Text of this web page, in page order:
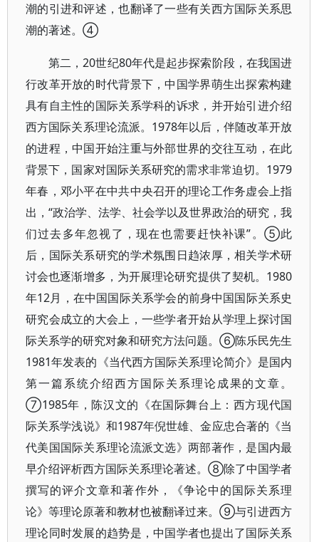
潮的引进和评述，也翻译了一些有关西方国际关系思
潮的著述。④
第二，20世纪80年代是起步探索阶段，在我国进
行改革开放的时代背景下，中国学界萌生出探索构建
具有自主性的国际关系学科的诉求，并开始引进介绍
西方国际关系理论流派。1978年以后，伴随改革开放
的进程，中国开始注重与外部世界的交往互动，在此
背景下，国家对国际关系研究的需求非常迫切。1979
年春，邓小平在中共中央召开的理论工作务虚会上指
出，“政治学、法学、社会学以及世界政治的研究，我
们过去多年忽视了，现在也需要赶快补课”。⑤此
后，国际关系研究的学术氛围日趋浓厚，相关学术研
讨会也逐渐增多，为开展理论研究提供了契机。1980
年12月，在中国国际关系学会的前身中国国际关系史
研究会成立的大会上，一些学者开始从学理上探讨国
际关系学的研究对象和研究方法问题。⑥陈乐民先生
1981年发表的《当代西方国际关系理论简介》是国内
第一篇系统介绍西方国际关系理论成果的文章。
⑦1985年，陈汉文的《在国际舞台上：西方现代国
际关系学浅说》和1987年倪世雄、金应忠合著的《当
代美国国际关系理论流派文选》两部著作，是国内最
早介绍评析西方国际关系理论著述。⑧除了中国学者
撰写的评介文章和著作外，《争论中的国际关系理
论》等理论原著和教材也被翻译过来。⑨与引进西方
理论同时发展的趋势是，中国学者也提出了国际关系